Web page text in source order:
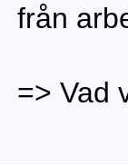
från
=> Vad